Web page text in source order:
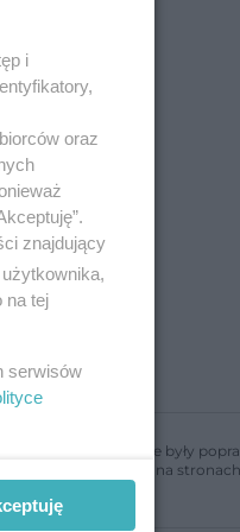
w nim zawarte były
zamieszczonych na
i
oraz
znajdujący
na tej
serwisów